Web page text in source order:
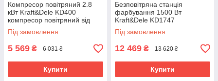
Компресор повітряний 2.8
кВт Kraft&Dele KD400
компресор повітряний від
виробника
Під замовлення
5 569 ₴ 6 031 ₴
Купити
Безповітряна станція
фарбування 1500 Вт
Kraft&Dele KD1747
фарбувальний верстат
Під замовлення
12 469 ₴ 13 620 ₴
Купити